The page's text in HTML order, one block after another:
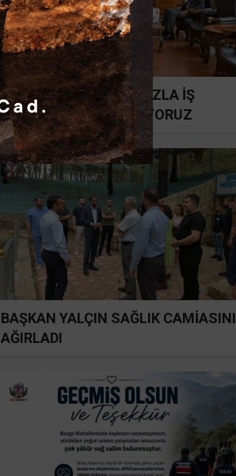
YALÇIN: KURUMLARIMIZLA İŞ
BİRLİĞİNİ GÜÇLENDİRİYORUZ
BAŞKAN YALÇIN SAĞLIK CAMİASINI
AĞIRLADI